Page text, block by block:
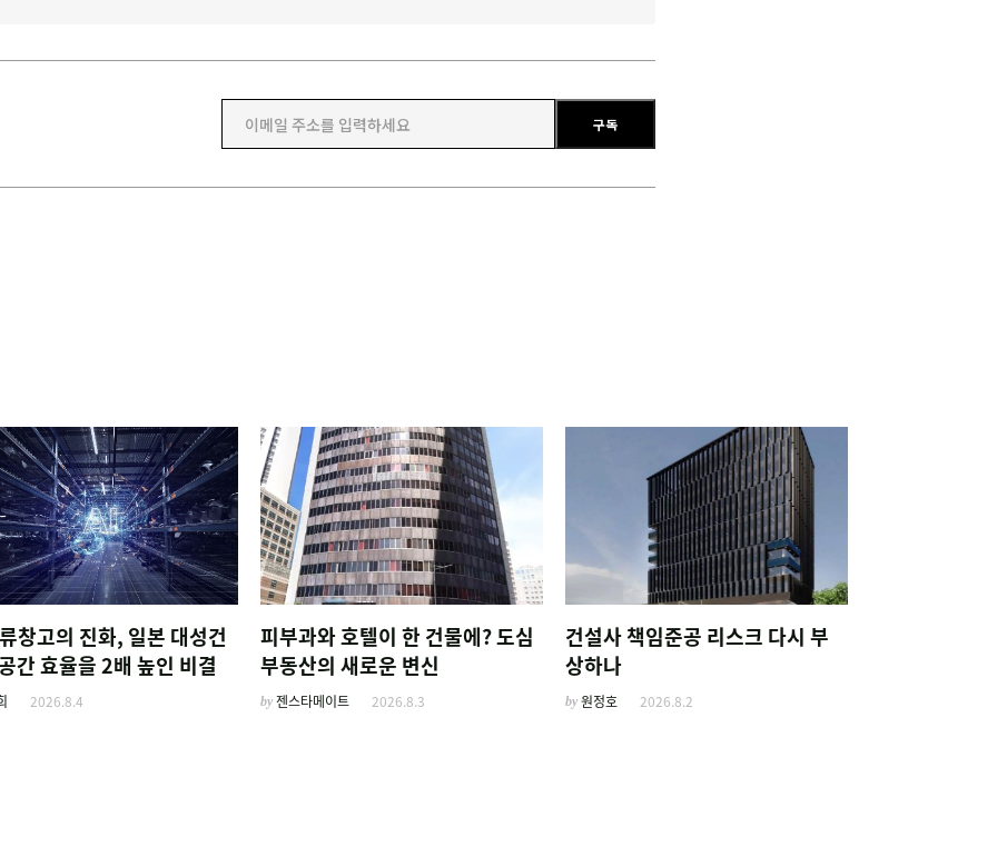
이메일 주소를 입력하세요
구독
창고의 진화, 일본 대성건
간 효율을 2배 높인 비결
2026.8.4
피부과와 호텔이 한 건물에? 도심
부동산의 새로운 변신
by젠스타메이트 2026.8.3
건설사 책임준공 리스크 다시 부
상하나
by원정호 2026.8.2